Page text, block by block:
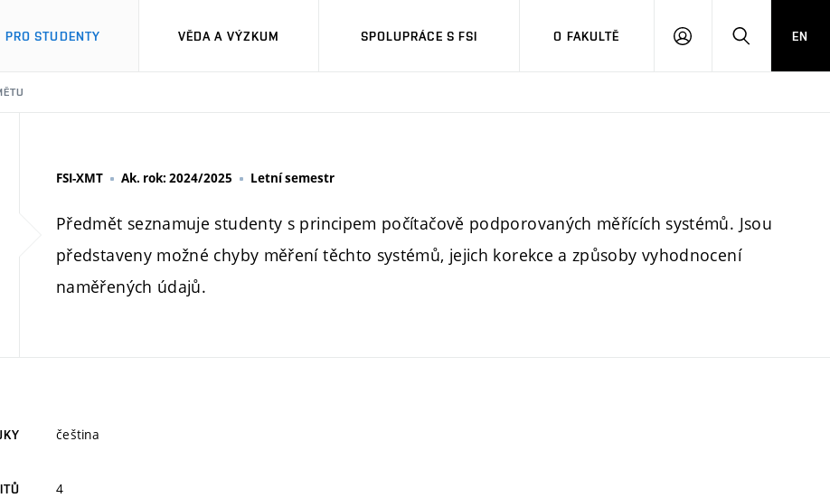
PRO STUDENTY VĚDA A VÝZKUM SPOLUPRÁCE S FSI O FAKULTĚ
PŘIHLÁŠENÍHLEDAT
EN
FSI-XMT Ak. rok: 2024/2025 Letní semestr
Předmět seznamuje studenty s principem počítačově podporovaných měřících systémů. Jsou
představeny možné chyby měření těchto systémů, jejich korekce a způsoby vyhodnocení
naměřených údajů.
čeština
4